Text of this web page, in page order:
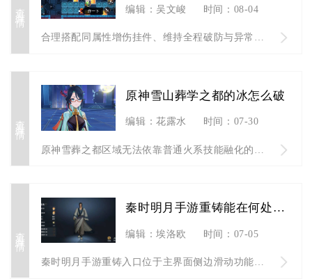
查看详情 编辑：吴文峻 时间：08-04
合理搭配同属性增伤挂件、维持全程破防与异常增伤、搭配毕业输出...
查看详情
原神雪山葬学之都的冰怎么破
编辑：花露水 时间：07-30
查看详情
秦时明月手游重铸能在何处找到
编辑：埃洛欧 时间：07-05